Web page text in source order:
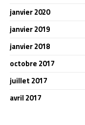
janvier 2020
janvier 2019
janvier 2018
octobre 2017
juillet 2017
avril 2017